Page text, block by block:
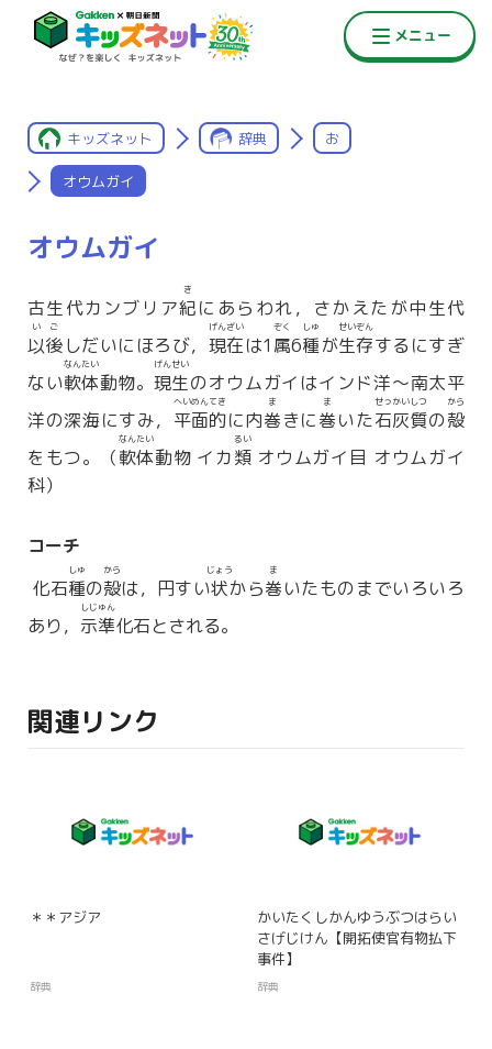
キッズネット 辞典 お
オウムガイ
オウムガイ
古生代カンブリア紀
き
にあらわれ，さかえたが中生代
以後
いご
しだいにほろび， 現在
げんざい
は1属
ぞく
6種
しゅ
が生存
せいぞん
するにすぎ
ない軟体
なんたい
動物。 現生
げんせい
のオウムガイはインド洋〜南太平
洋の深海にすみ， 平面的
へいめんてき
に内巻
ま
きに巻
ま
いた石灰質
せっかいしつ
の殻
から
をもつ。（軟体
なんたい
動物 イカ類
るい
オウムガイ目 オウムガイ
科）
コーチ
化石種
しゅ
の殻
から
は，円すい状
じょう
から巻
ま
いたものまでいろいろ
あり， 示準
しじゅん
化石とされる。
関連リンク
＊＊アジア
辞典
かいたくしかんゆうぶつはらい
さげじけん【開拓使官有物払下
事件】
辞典